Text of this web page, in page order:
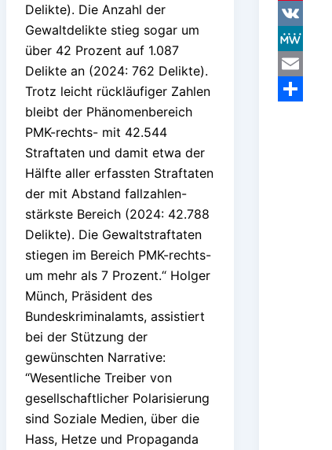
Delikte). Die Anzahl der
Gewaltdelikte stieg sogar um
über 42 Prozent auf 1.087
Delikte an (2024: 762 Delikte).
Trotz leicht rückläufiger Zahlen
bleibt der Phänomenbereich
PMK-rechts- mit 42.544
Straftaten und damit etwa der
Hälfte aller erfassten Straftaten
der mit Abstand fallzahlen-
stärkste Bereich (2024: 42.788
Delikte). Die Gewaltstraftaten
stiegen im Bereich PMK-rechts-
um mehr als 7 Prozent.“ Holger
Münch, Präsident des
Bundeskriminalamts, assistiert
bei der Stützung der
gewünschten Narrative:
“Wesentliche Treiber von
gesellschaftlicher Polarisierung
sind Soziale Medien, über die
Hass, Hetze und Propaganda
Pinterest
VK
MeWe
Email